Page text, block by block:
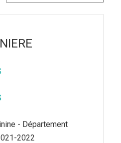
- Département
2022